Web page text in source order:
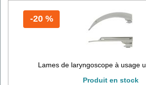
-20 %
Lames de laryngoscope à usage
Produit en stock